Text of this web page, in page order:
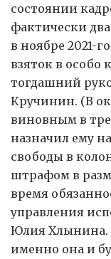
состоянии
фактически
в ноябре 2021-
взяток в особо
тогдашний
Кручинин. (В
виновным в
назначил ему
свободы в
штрафом в
время
управления
Юлия Хлынина.
именно она и